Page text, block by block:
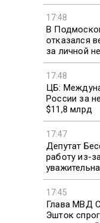
17:48
В
отказался
за личной
17:48
ЦБ:
России за
$11,8 млрд
17:47
Депутат
работу из-
уважительна
17:45
Глава МВД
Эшток